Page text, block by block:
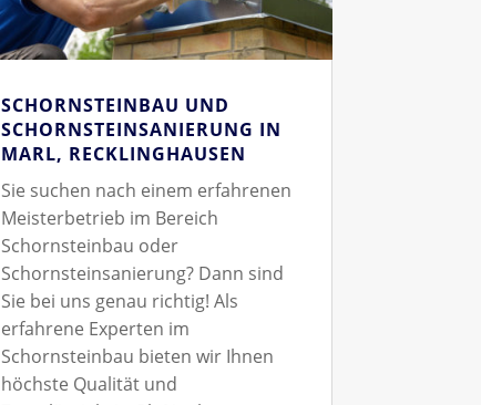
SCHORNSTEINBAU UND
SCHORNSTEINSANIERUNG IN
MARL, RECKLINGHAUSEN
Sie suchen nach einem erfahrenen
Meisterbetrieb im Bereich
Schornsteinbau oder
Schornsteinsanierung? Dann sind
Sie bei uns genau richtig! Als
erfahrene Experten im
Schornsteinbau bieten wir Ihnen
höchste Qualität und